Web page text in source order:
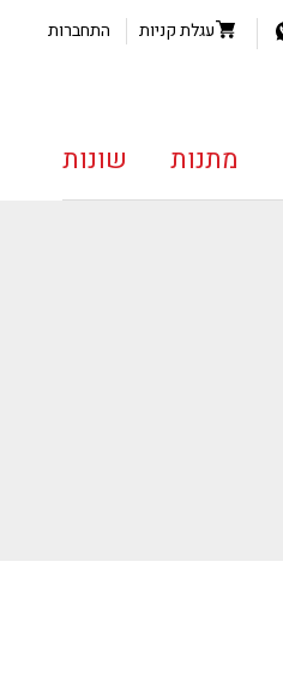
עגלת קניות התחברות
מתנות שונות